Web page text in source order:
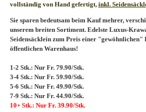
vollständig von Hand gefertigt, inkl.
Sie sparen bedeutsam beim Kauf mehrer,
unserem breiten Sortiment. Edelste Luxus-
Seidensäcklein zum Preis einer "gewöhnlichen"
öffentlichen Warenhaus!
1-2 Stk.: Nur Fr. 79.90/Stk.
3-4 Stk.: Nur Fr. 59.90/Stk.
5-6 Stk.: Nur Fr. 49.90/Stk.
7-9 Stk.: Nur Fr. 44.90/Stk.
10+ Stk.: Nur Fr. 39.90/Stk.